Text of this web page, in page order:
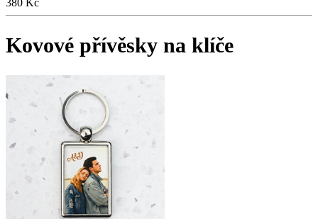
Kovové přívěsky na klíče